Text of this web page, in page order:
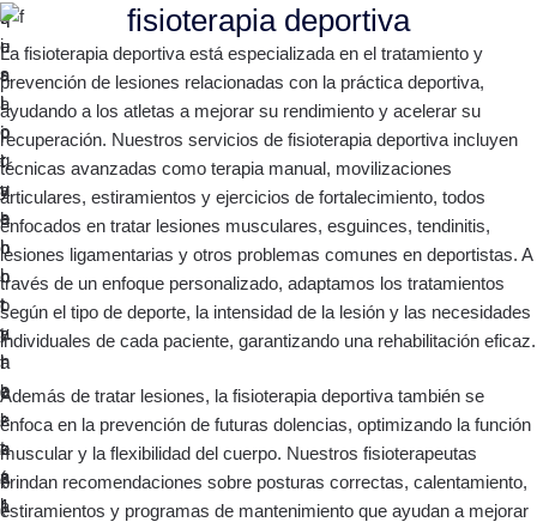
fisioterapia deportiva
La fisioterapia deportiva está especializada en el tratamiento y
prevención de lesiones relacionadas con la práctica deportiva,
ayudando a los atletas a mejorar su rendimiento y acelerar su
recuperación. Nuestros servicios de fisioterapia deportiva incluyen
técnicas avanzadas como terapia manual, movilizaciones
articulares, estiramientos y ejercicios de fortalecimiento, todos
enfocados en tratar lesiones musculares, esguinces, tendinitis,
lesiones ligamentarias y otros problemas comunes en deportistas. A
través de un enfoque personalizado, adaptamos los tratamientos
según el tipo de deporte, la intensidad de la lesión y las necesidades
individuales de cada paciente, garantizando una rehabilitación eficaz.
Además de tratar lesiones, la fisioterapia deportiva también se
enfoca en la prevención de futuras dolencias, optimizando la función
muscular y la flexibilidad del cuerpo. Nuestros fisioterapeutas
brindan recomendaciones sobre posturas correctas, calentamiento,
estiramientos y programas de mantenimiento que ayudan a mejorar